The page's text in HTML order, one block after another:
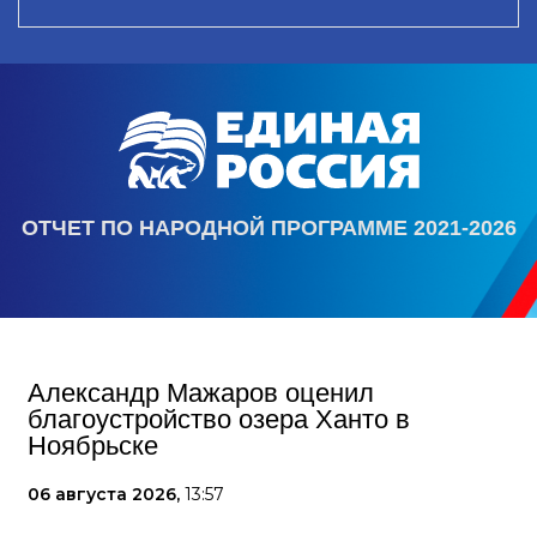
ОТЧЕТ ПО НАРОДНОЙ ПРОГРАММЕ 2021-2026
Александр Мажаров оценил
благоустройство озера Ханто в
Ноябрьске
06 августа 2026, 13:57